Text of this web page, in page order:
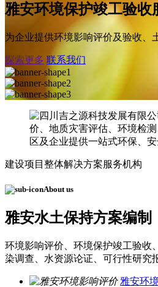
雅安环境保护竣工验收
为企业提供环境影响评价及验收、
探索更多 联系我们
建设项目整体解决方案服务机构
About us
雅安水土保持方案编制
环境影响评价、环境保护竣工验收
染调查、水资源论证、可行性研究
雅安环